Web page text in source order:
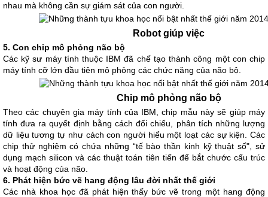
nhau mà không cần sự giám sát của con người.
Robot giúp việc
5. Con chip mô phỏng não bộ
Các kỹ sư máy tính thuộc IBM đã chế tạo thành công một con chip
máy tính cỡ lớn đầu tiên mô phỏng các chức năng của não bộ.
Chip mô phỏng não bộ
Theo các chuyên gia máy tính của IBM, chip mẫu này sẽ giúp máy
tính đưa ra quyết định bằng cách đối chiếu, phân tích những lượng
dữ liệu tương tự như cách con người hiểu một loạt các sự kiện. Các
chip thử nghiệm có chứa những “tế bào thần kinh kỹ thuật số", sử
dụng mạch silicon và các thuật toán tiên tiến để bắt chước cấu trúc
và hoạt động của não.
6. Phát hiện bức vẽ hang động lâu đời nhất thế giới
Các nhà khoa học đã phát hiện thấy bức vẽ trong một hang động